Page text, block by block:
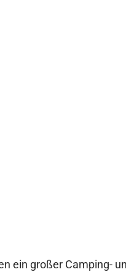
ein großer Camping-